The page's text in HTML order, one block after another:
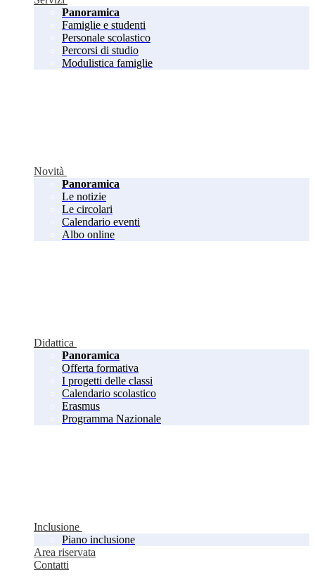
Panoramica
Famiglie e studenti
Personale scolastico
Percorsi di studio
Modulistica famiglie
Novità
Panoramica
Le notizie
Le circolari
Calendario eventi
Albo online
Didattica
Panoramica
Offerta formativa
I progetti delle classi
Calendario scolastico
Erasmus
Programma Nazionale
Inclusione
Piano inclusione
Area riservata
Contatti